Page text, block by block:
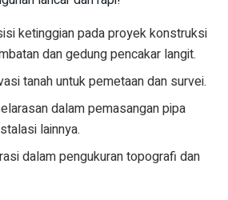
ketinggian pada proyek konstruksi
dan gedung pencakar langit.
tanah untuk pemetaan dan survei.
dalam pemasangan pipa
lainnya.
dalam pengukuran topografi dan